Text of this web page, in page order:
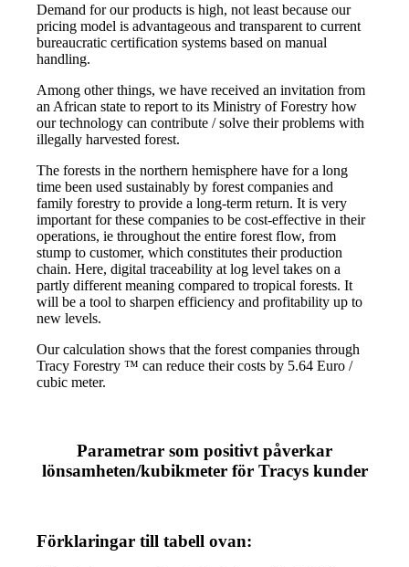
Demand for our products is high, not least because our
pricing model is advantageous and transparent to current
bureaucratic certification systems based on manual
handling.
Among other things, we have received an invitation from
an African state to report to its Ministry of Forestry how
our technology can contribute / solve their problems with
illegally harvested forest.
The forests in the northern hemisphere have for a long
time been used sustainably by forest companies and
family forestry to provide a long-term return. It is very
important for these companies to be cost-effective in their
operations, ie throughout the entire forest flow, from
stump to customer, which constitutes their production
chain. Here, digital traceability at log level takes on a
partly different meaning compared to tropical forests. It
will be a tool to sharpen efficiency and profitability up to
new levels.
Our calculation shows that the forest companies through
Tracy Forestry ™ can reduce their costs by 5.64 Euro /
cubic meter.
Parametrar som positivt påverkar
lönsamheten/kubikmeter för Tracys kunder
Förklaringar till tabell ovan: